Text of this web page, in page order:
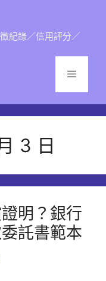
紀錄／信用評分／
選
3 日
明？銀行
託書範本